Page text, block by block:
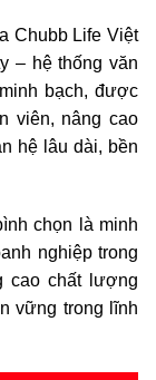
Chubb Life Việt
– hệ thống văn
bạch, được
viên, nâng cao
hệ lâu dài, bền
chọn là minh
nghiệp trong
cao chất lượng
vững trong lĩnh